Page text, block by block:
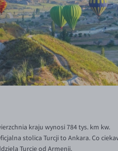
kraju wynosi 784 tys. km kw.
stolica Turcji to Ankara. Co
Turcję od Armenii.